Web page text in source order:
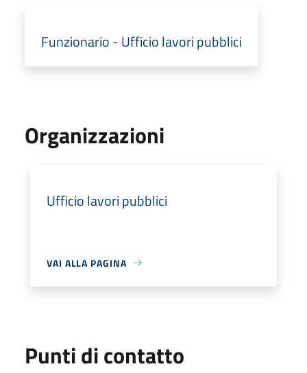
Funzionario - Ufficio lavori pubblici
Organizzazioni
Ufficio lavori pubblici
VAI ALLA PAGINA
Punti di contatto